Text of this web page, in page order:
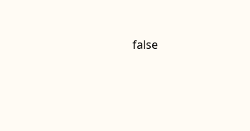
false